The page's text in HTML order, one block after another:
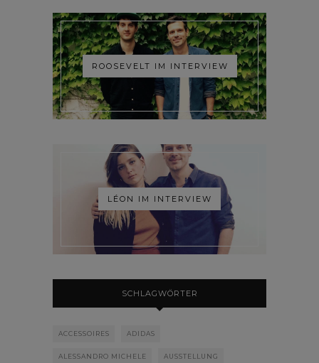
ROOSEVELT IM INTERVIEW
LÉON IM INTERVIEW
SCHLAGWÖRTER
ACCESSOIRES ADIDAS
ALESSANDRO MICHELE AUSSTELLUNG